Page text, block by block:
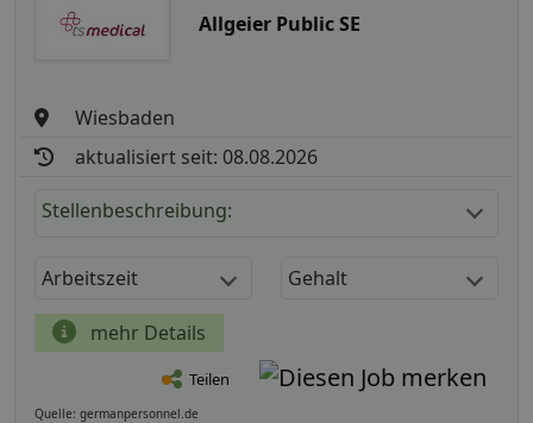
Allgeier Public SE
Wiesbaden
aktualisiert seit: 08.08.2026
Stellenbeschreibung:
Arbeitszeit Gehalt
mehr Details
Teilen
Quelle: germanpersonnel.de